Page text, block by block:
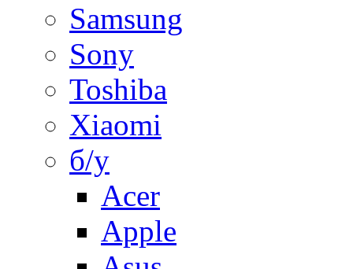
Samsung
Sony
Toshiba
Xiaomi
б/у
Acer
Apple